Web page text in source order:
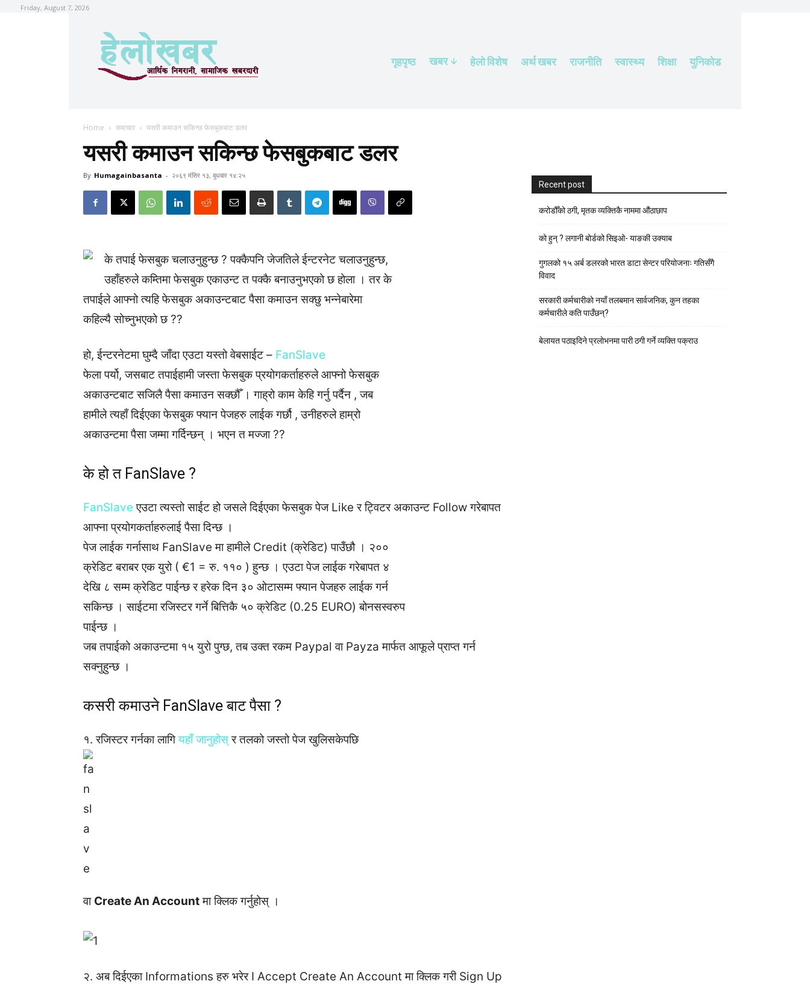
Friday, August 7, 2026
गृहपृष्ठ खबर हेलाे विशेष अर्थ खबर राजनीति स्वास्थ्य शिक्षा युनिकोड
Home समाचार यसरी कमाउन सकिन्छ फेसबुकबाट डलर
यसरी कमाउन सकिन्छ फेसबुकबाट डलर
By Humagainbasanta - २०६९ मंसिर १३, बुधबार १४:२५
के तपाई फेसबुक चलाउनुहुन्छ ? पक्कैपनि जेजतिले ईन्टरनेट चलाउनुहुन्छ,
उहाँहरुले कम्तिमा फेसबुक एकाउन्ट त पक्कै बनाउनुभएको छ होला । तर के
तपाईले आफ्नो त्यहि फेसबुक अकाउन्टबाट पैसा कमाउन सक्छु भन्नेबारेमा
कहिल्यै सोच्नुभएको छ ??
हो, ईन्टरनेटमा घुम्दै जाँदा एउटा यस्तो वेबसाईट – FanSlave
फेला पर्यो, जसबाट तपाईहामी जस्ता फेसबुक प्रयोगकर्ताहरुले आफ्नो फेसबुक
अकाउन्टबाट सजिलै पैसा कमाउन सक्छौँ । गाह्रो काम केहि गर्नु पर्दैन , जब
हामीले त्यहाँ दिईएका फेसबुक फ्यान पेजहरु लाईक गर्छौ , उनीहरुले हाम्रो
अकाउन्टमा पैसा जम्मा गर्दिन्छन् । भएन त मज्जा ??
के हो त FanSlave ?
FanSlaveएउटा त्यस्तो साईट हो जसले दिईएका फेसबुक पेज Like र ट्विटर अकाउन्ट Follow गरेबापत
आफ्ना प्रयोगकर्ताहरुलाई पैसा दिन्छ ।
पेज लाईक गर्नासाथ FanSlave मा हामीले Credit (क्रेडिट) पाउँछौ । २००
क्रेडिट बराबर एक युरो ( €1 = रु. ११० ) हुन्छ । एउटा पेज लाईक गरेबापत ४
देखि ८ सम्म क्रेडिट पाईन्छ र हरेक दिन ३० ओटासम्म फ्यान पेजहरु लाईक गर्न
सकिन्छ । साईटमा रजिस्टर गर्ने बित्तिकै ५० क्रेडिट (0.25 EURO) बोनसस्वरुप
पाईन्छ ।
जब तपाईको अकाउन्टमा १५ युरो पुग्छ, तब उक्त रकम Paypal वा Payza मार्फत आफूले प्राप्त गर्न
सक्नुहुन्छ ।
कसरी कमाउने FanSlave बाट पैसा ?
१. रजिस्टर गर्नका लागियहाँ जानुहोस्र तलको जस्तो पेज खुलिसकेपछि
वा Create An Accountमा क्लिक गर्नुहोस् ।
२. अब दिईएका Informations हरु भरेर I Accept Create An Account मा क्लिक गरी Sign Up
Recent post
करोडौँको ठगी, मृतक व्यक्तिकै नाममा औंठाछाप
को हुन् ? लगानी बोर्डको सिइओ- याङकी उक्याब
गुगलको १५ अर्ब डलरको भारत डाटा सेन्टर परियोजनाः गतिसँगै
विवाद
सरकारी कर्मचारीकाे नयाँ तलबमान सार्वजनिक, कुन तहका
कर्मचारीले कति पाउँछन्?
बेलायत पठाइदिने प्रलाेभनमा पारी ठगी गर्ने व्यक्ति पक्राउ